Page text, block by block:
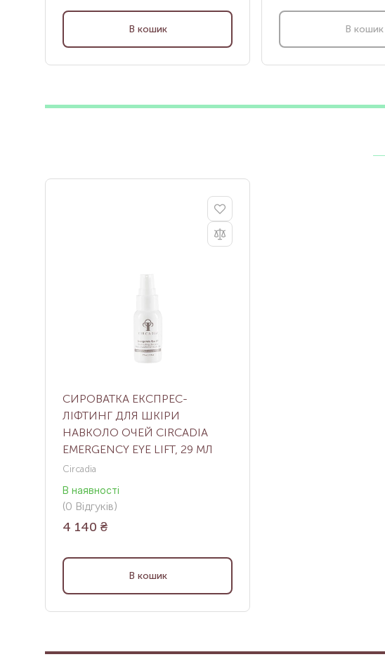
В кошик В кошик
СИРОВАТКА ЕКСПРЕС-
ЛІФТИНГ ДЛЯ ШКІРИ
НАВКОЛО ОЧЕЙ CIRCADIA
EMERGENCY EYE LIFT, 29 МЛ
Circadia
В наявності
(0 Відгуків)
4 140 ₴
В кошик